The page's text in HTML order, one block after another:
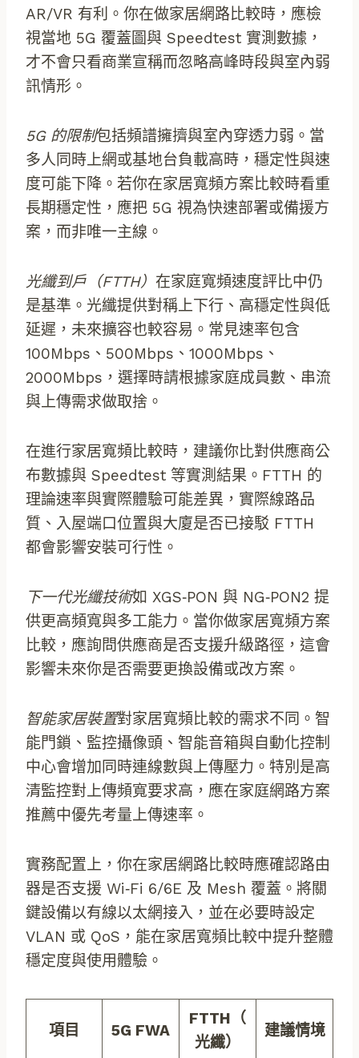
AR/VR 有利。你在做家居網路比較時，應檢
視當地 5G 覆蓋圖與 Speedtest 實測數據，
才不會只看商業宣稱而忽略高峰時段與室內弱
訊情形。
5G 的限制包括頻譜擁擠與室內穿透力弱。當
多人同時上網或基地台負載高時，穩定性與速
度可能下降。若你在家居寬頻方案比較時看重
長期穩定性，應把 5G 視為快速部署或備援方
案，而非唯一主線。
光纖到戶（FTTH） 在家庭寬頻速度評比中仍
是基準。光纖提供對稱上下行、高穩定性與低
延遲，未來擴容也較容易。常見速率包含
100Mbps、500Mbps、1000Mbps、
2000Mbps，選擇時請根據家庭成員數、串流
與上傳需求做取捨。
在進行家居寬頻比較時，建議你比對供應商公
布數據與 Speedtest 等實測結果。FTTH 的
理論速率與實際體驗可能差異，實際線路品
質、入屋端口位置與大廈是否已接駁 FTTH
都會影響安裝可行性。
下一代光纖技術如 XGS‑PON 與 NG‑PON2 提
供更高頻寬與多工能力。當你做家居寬頻方案
比較，應詢問供應商是否支援升級路徑，這會
影響未來你是否需要更換設備或改方案。
智能家居裝置對家居寬頻比較的需求不同。智
能門鎖、監控攝像頭、智能音箱與自動化控制
中心會增加同時連線數與上傳壓力。特別是高
清監控對上傳頻寬要求高，應在家庭網路方案
推薦中優先考量上傳速率。
實務配置上，你在家居網路比較時應確認路由
器是否支援 Wi‑Fi 6/6E 及 Mesh 覆蓋。將關
鍵設備以有線以太網接入，並在必要時設定
VLAN 或 QoS，能在家居寬頻比較中提升整體
穩定度與使用體驗。
項目 5G FWA
FTTH（
光纖）
建議情境